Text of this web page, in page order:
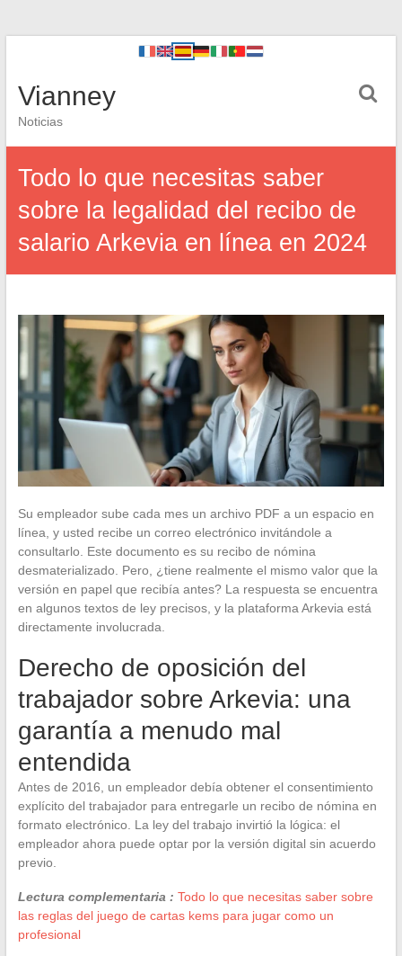
Vianney
Noticias
Todo lo que necesitas saber
sobre la legalidad del recibo de
salario Arkevia en línea en 2024
Su empleador sube cada mes un archivo PDF a un espacio en
línea, y usted recibe un correo electrónico invitándole a
consultarlo. Este documento es su recibo de nómina
desmaterializado. Pero, ¿tiene realmente el mismo valor que la
versión en papel que recibía antes? La respuesta se encuentra
en algunos textos de ley precisos, y la plataforma Arkevia está
directamente involucrada.
Derecho de oposición del
trabajador sobre Arkevia: una
garantía a menudo mal
entendida
Antes de 2016, un empleador debía obtener el consentimiento
explícito del trabajador para entregarle un recibo de nómina en
formato electrónico. La ley del trabajo invirtió la lógica: el
empleador ahora puede optar por la versión digital sin acuerdo
previo.
Lectura complementaria : Todo lo que necesitas saber sobre
las reglas del juego de cartas kems para jugar como un
profesional